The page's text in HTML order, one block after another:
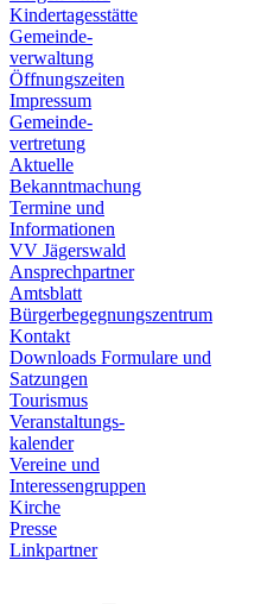
Kindertagesstätte
Gemeinde-
verwaltung
Öffnungszeiten
Impressum
Gemeinde-
vertretung
Aktuelle
Bekanntmachung
Termine und
Informationen
VV Jägerswald
Ansprechpartner
Amtsblatt
Bürgerbegegnungszentrum
Kontakt
Downloads Formulare und
Satzungen
Tourismus
Veranstaltungs-
kalender
Vereine und
Interessen­gruppen
Kirche
Presse
Linkpartner